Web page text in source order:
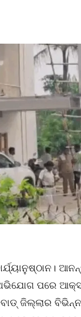
ଅଭିଯୋଗ ପରେ
ଜିଲ୍ଲାର ବିଭିନ୍ନ